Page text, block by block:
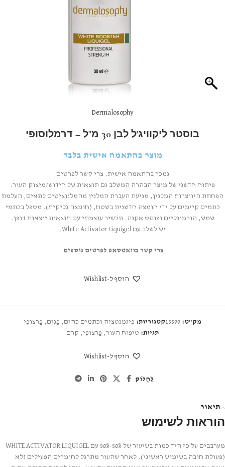
Dermalosophy
בוסטר ליקוויג'ל לבן 30 מ"ל – דרמלוסופי
מוצר בהתאמה אישית בלבד
נמכר בהתאמה אישית. צרי קשר לפרטים
פיתוח חדשני של מוצר הבהרה המשלב גם תוצאות של חידוש/מיצוק העור.
הפחתת היווצרות המלנין, מניעת העברת המלנין מהמלנוציטים לתאים, העלמת
כתמים קיימים על ידי חומצה חדשנית בשטח, (חומצה גליקית). מטפל בכתמי
שמש, הורמונליים ופוסט אקנה. תכשיר עוצמתי עם תוצאות יוצאות דופן.
יש לשלב עם White Activator Liquigel.
צרי קשר בוואטסאפ לפרטים נוספים
הוסף ל-Wishlist
מק"ט: 15599קטגוריות: פיגמנטציה וכתמים כהים , פָּנִים , פַּרצוּפִי
תגיות: טיפוח העור, פַּרצוּפִי, קרם
הוסף ל-Wishlist
לַחֲלוֹק
תיאור
הוראות לשימוש
מערבבים על כף היד כמות בשיעור של 50%-50% עם WHITE ACTIVATOR LIQUIGEL
(פעולת חובה בשימוש ראשוני). לאחר שהעור מתרגל לחומרים הפעילים (לא